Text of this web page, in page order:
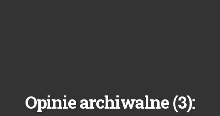
Opinie archiwalne (3):